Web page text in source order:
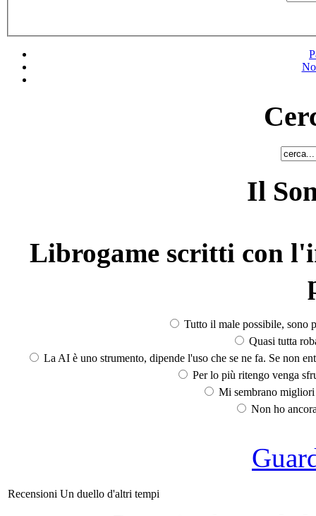
Il
Librogame scritti con
Tutto il male possibile, sono
Quasi tutta
La AI è uno strumento, dipende l'uso che se ne fa. Se non
Per lo più ritengo venga
Mi sembrano
Non ho
Recensioni Un duello d'altri tempi